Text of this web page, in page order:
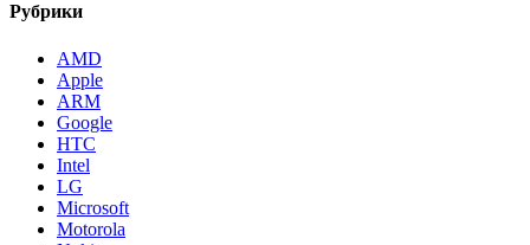
Рубрики
AMD
Apple
ARM
Google
HTC
Intel
LG
Microsoft
Motorola